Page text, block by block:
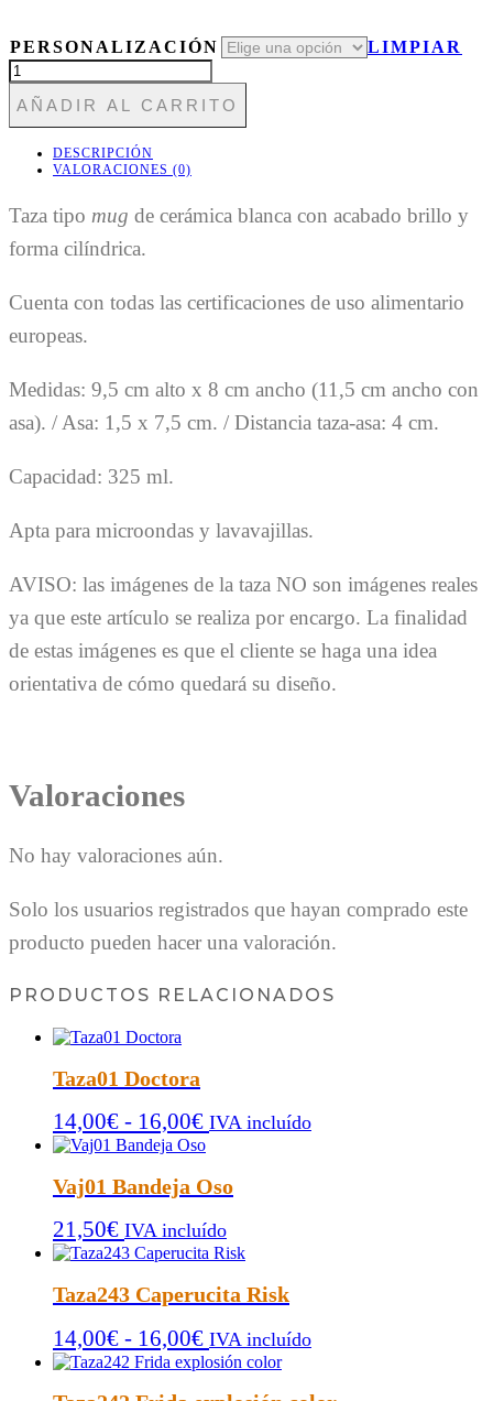
PERSONALIZACIÓN
LIMPIAR
TAZA392
PARÍS
CANTIDAD
AÑADIR AL CARRITO
DESCRIPCIÓN
VALORACIONES (0)
Taza tipo mug de cerámica blanca con acabado brillo y
forma cilíndrica.
Cuenta con todas las certificaciones de uso alimentario
europeas.
Medidas: 9,5 cm alto x 8 cm ancho (11,5 cm ancho con
asa). / Asa: 1,5 x 7,5 cm. / Distancia taza-asa: 4 cm.
Capacidad: 325 ml.
Apta para microondas y lavavajillas.
AVISO: las imágenes de la taza NO son imágenes reales
ya que este artículo se realiza por encargo. La finalidad
de estas imágenes es que el cliente se haga una idea
orientativa de cómo quedará su diseño.
Valoraciones
No hay valoraciones aún.
Solo los usuarios registrados que hayan comprado este
producto pueden hacer una valoración.
PRODUCTOS RELACIONADOS
Taza01 Doctora
14,00€ - 16,00€Rango
de
precios:
desde
14,00€
hasta
16,00€
IVA incluído
Vaj01 Bandeja Oso
21,50€ IVA incluído
Taza243 Caperucita Risk
14,00€ - 16,00€Rango
de
precios:
IVA incluído